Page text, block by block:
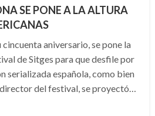
SE PONE A LA ALTURA
cincuenta aniversario, se pone la
de Sitges para que desfile por
serializada española, como bien
director del festival, se proyectó…